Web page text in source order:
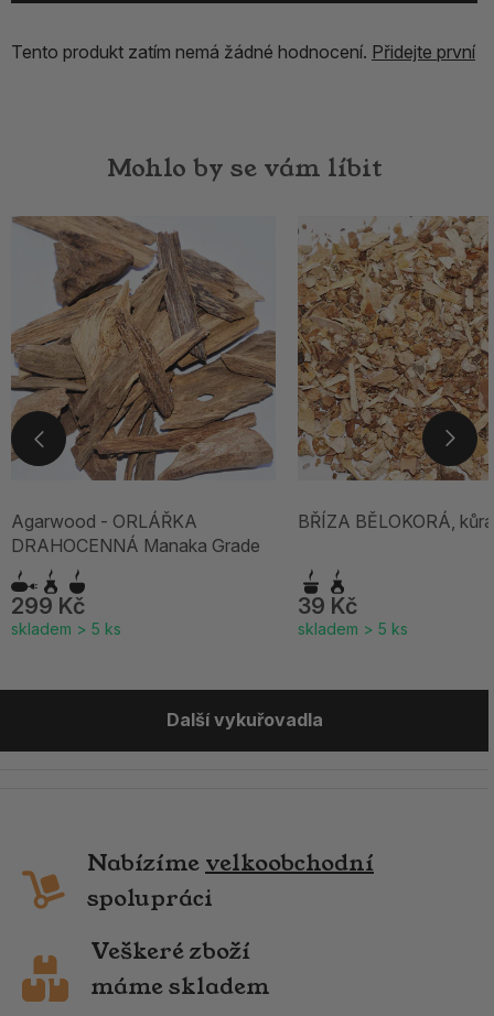
Tento produkt zatím nemá žádné hodnocení. Přidejte první
Mohlo by se vám líbit
Agarwood - ORLÁŘKA
DRAHOCENNÁ Manaka Grade
299 Kč
skladem > 5 ks
BŘÍZA BĚLOKORÁ, kůra
39 Kč
skladem > 5 ks
Další vykuřovadla
Nabízíme velkoobchodní
spolupráci
Veškeré zboží
máme skladem